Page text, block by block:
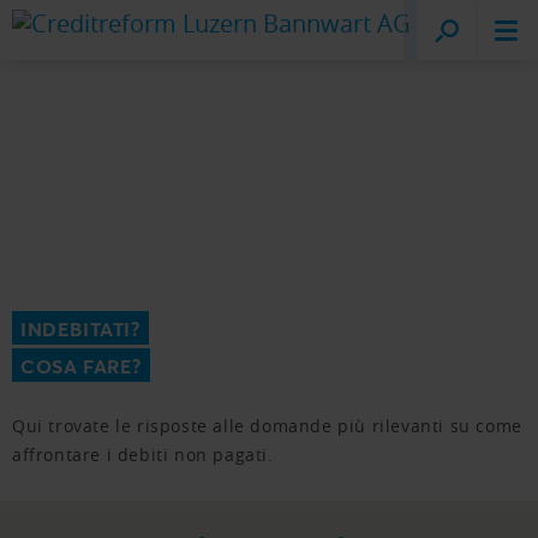
Creditreform
Lucerna
INDEBITATI?
COSA FARE?
Qui trovate le risposte alle domande più rilevanti su come
affrontare i debiti non pagati.